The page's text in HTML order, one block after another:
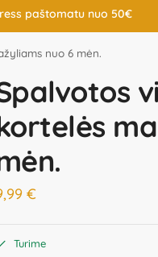
paštomatu nuo 50€
nuo 6 mėn.
€
Turime